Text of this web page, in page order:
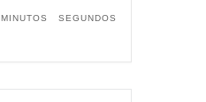
MINUTOS SEGUNDOS